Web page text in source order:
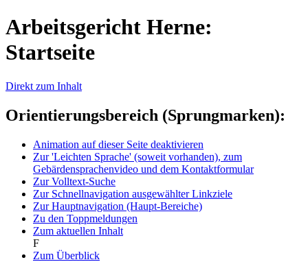
Arbeitsgericht Herne:
Startseite
Direkt zum Inhalt
Orientierungsbereich (Sprungmarken):
Animation auf dieser Seite deaktivieren
Zur 'Leichten Sprache' (soweit vorhanden), zum
Gebärdensprachenvideo und dem Kontaktformular
Zur Volltext-Suche
Zur Schnellnavigation ausgewählter Linkziele
Zur Hauptnavigation (Haupt-Bereiche)
Zu den Toppmeldungen
Zum aktuellen Inhalt
F
Zum Überblick